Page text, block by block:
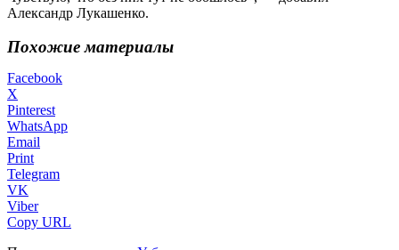
Александр Лукашенко.
Похожие материалы
Facebook
X
Pinterest
WhatsApp
Email
Print
Telegram
VK
Viber
Copy URL